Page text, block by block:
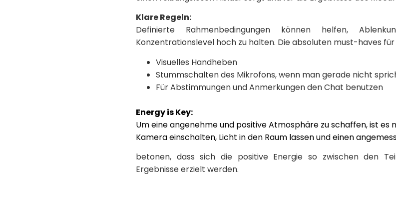
Klare Regeln:
Definierte Rahmenbedingungen können helfen,
Konzentrationslevel hoch zu halten. Die absoluten must-haves
Visuelles Handheben
Stummschalten des Mikrofons, wenn man gerade nicht
Für Abstimmungen und Anmerkungen den Chat benutzen
Energy is Key:
Um eine angenehme und positive Atmosphäre zu schaffen, ist es
Kamera einschalten, Licht in den Raum lassen und einen
betonen, dass sich die positive Energie so zwischen den
Ergebnisse erzielt werden.